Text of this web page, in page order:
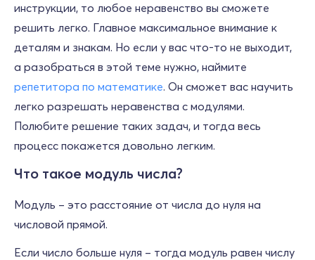
инструкции, то любое неравенство вы сможете
решить легко. Главное максимальное внимание к
деталям и знакам. Но если у вас что-то не выходит,
а разобраться в этой теме нужно, наймите
репетитора по математике. Он сможет вас научить
легко разрешать неравенства с модулями.
Полюбите решение таких задач, и тогда весь
процесс покажется довольно легким.
Что такое модуль числа?
Модуль – это расстояние от числа до нуля на
числовой прямой.
Если число больше нуля – тогда модуль равен числу